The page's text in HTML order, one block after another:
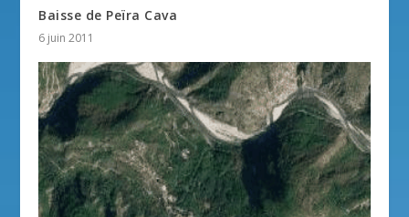
Baisse de Peïra Cava
6 juin 2011